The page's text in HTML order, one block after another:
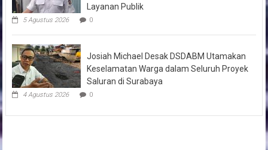
Layanan Publik
5 Agustus 2026 0
Josiah Michael Desak DSDABM Utamakan
Keselamatan Warga dalam Seluruh Proyek
Saluran di Surabaya
4 Agustus 2026 0